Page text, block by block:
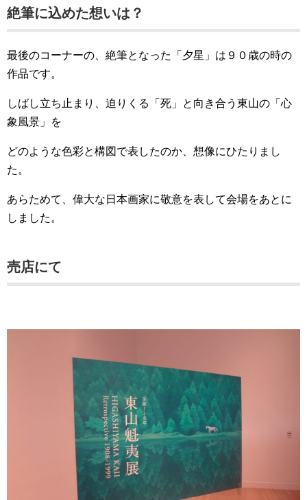
絶筆に込めた想いは？
最後のコーナーの、絶筆となった「夕星」は９０歳の時の
作品です。
しばし立ち止まり、迫りくる「死」と向き合う東山の「心
象風景」を
どのような色彩と構図で表したのか、想像にひたりまし
た。
あらためて、偉大な日本画家に敬意を表して会場をあとに
しました。
売店にて